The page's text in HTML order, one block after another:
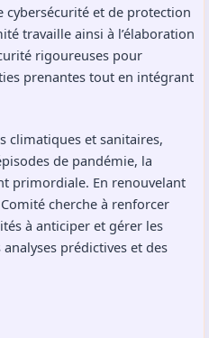
et de protection
travaille ainsi à l’élaboration
rigoureuses pour
prenantes tout en intégrant
climatiques et sanitaires,
de pandémie, la
primordiale. En renouvelant
cherche à renforcer
à anticiper et gérer les
prédictives et des